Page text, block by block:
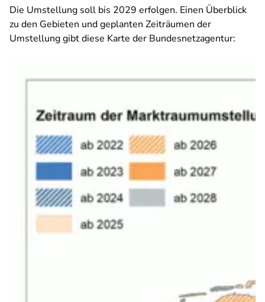
Die Umstellung soll bis 2029 erfolgen. Einen Überblick
zu den Gebieten und geplanten Zeiträumen der
Umstellung gibt diese Karte der Bundesnetzagentur: